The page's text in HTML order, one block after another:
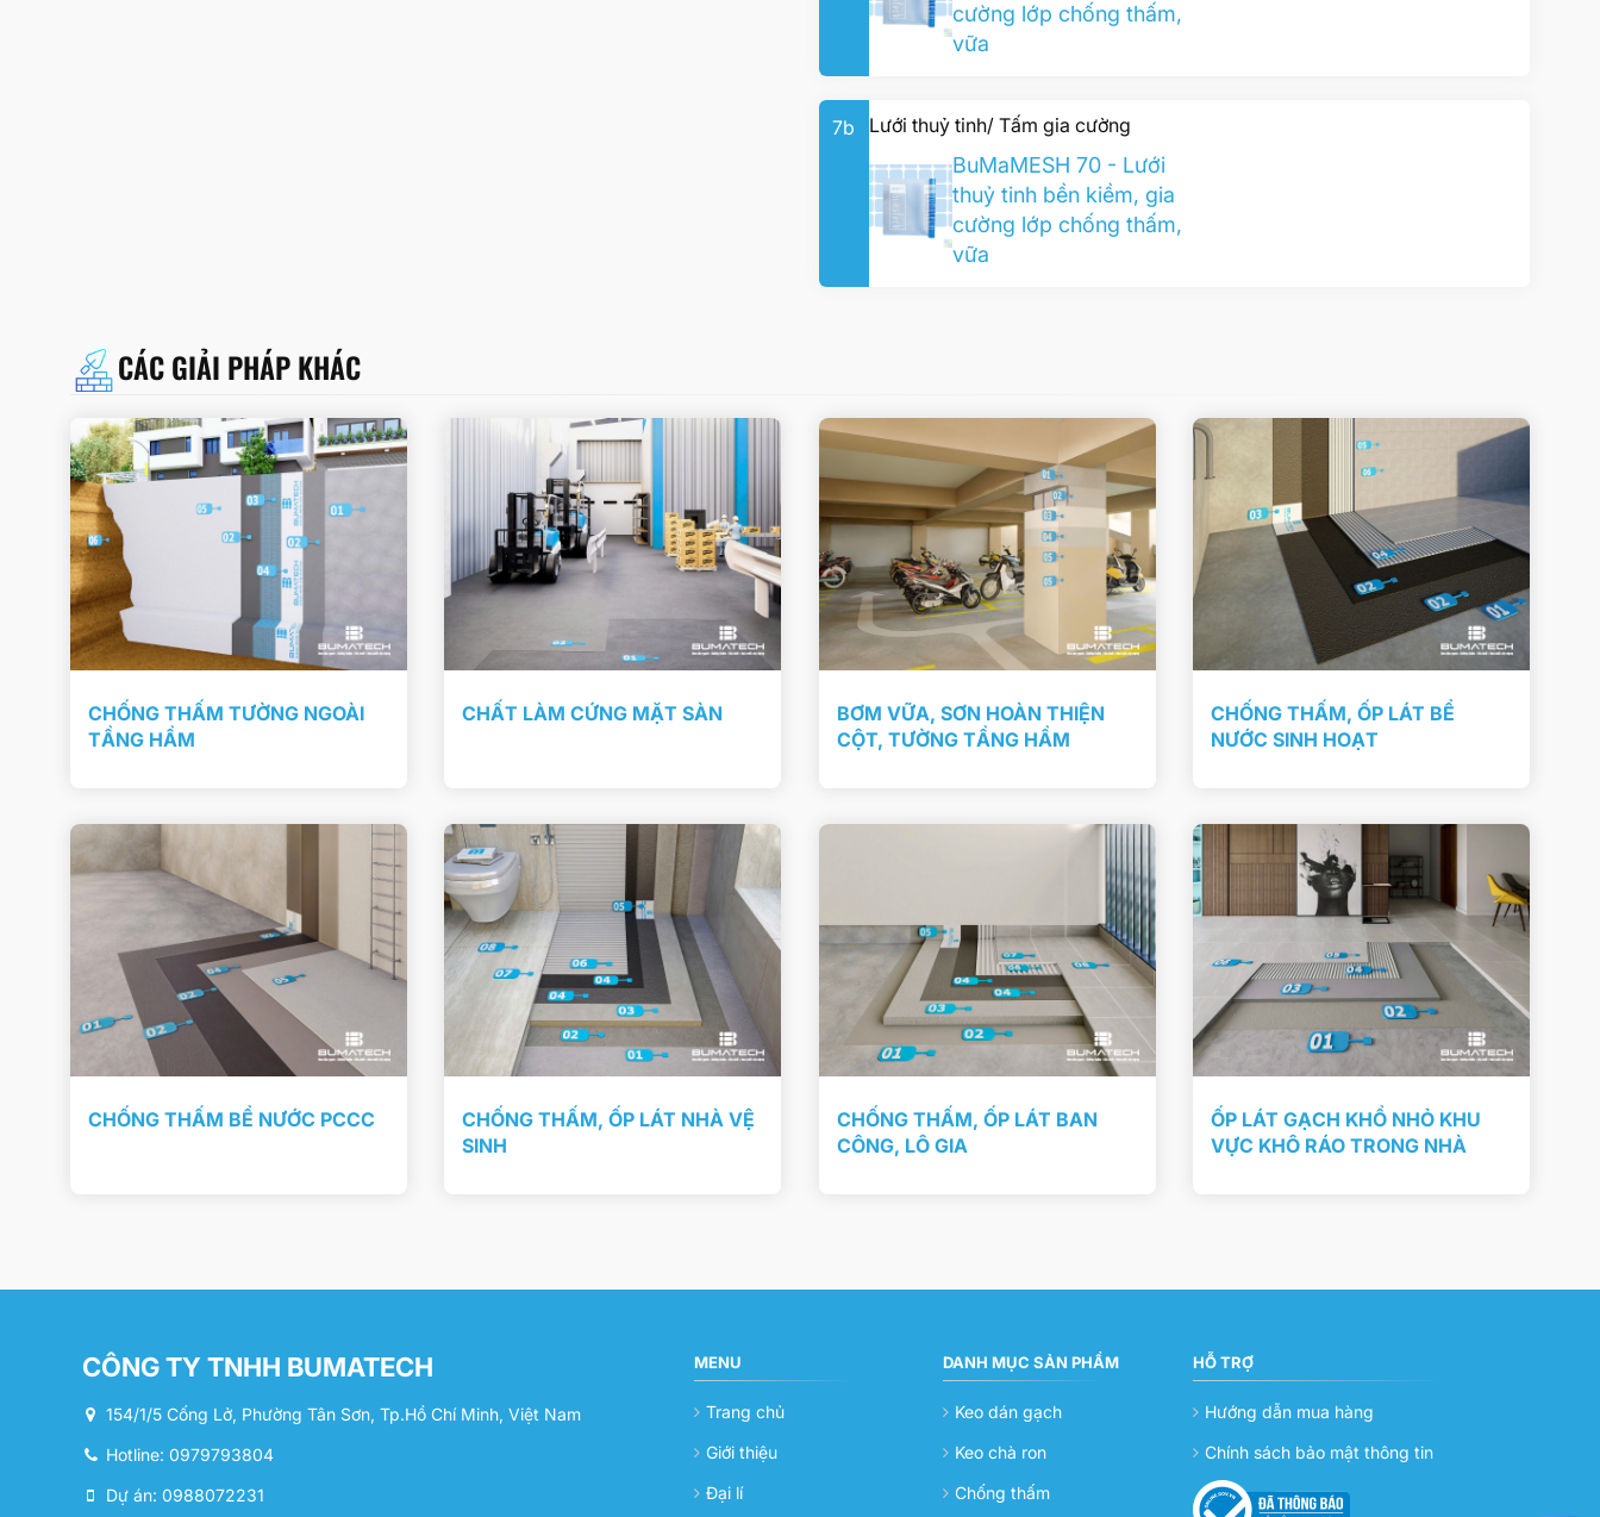
cường lớp chống thấm,
vữa
7b Lưới thuỷ tinh/ Tấm gia cường
BuMaMESH 70 - Lưới
thuỷ tinh bền kiềm, gia
cường lớp chống thấm,
vữa
CÁC GIẢI PHÁP KHÁC
CHỐNG THẤM TƯỜNG NGOÀI
TẦNG HẦM
CHẤT LÀM CỨNG MẶT SÀN
BƠM VỮA, SƠN HOÀN THIỆN
CỘT, TƯỜNG TẦNG HẦM
CHỐNG THẤM, ỐP LÁT BỂ
NƯỚC SINH HOẠT
CHỐNG THẤM BỂ NƯỚC PCCC
CHỐNG THẤM, ỐP LÁT NHÀ VỆ
SINH
CHỐNG THẤM, ỐP LÁT BAN
CÔNG, LÔ GIA
ỐP LÁT GẠCH KHỔ NHỎ KHU
VỰC KHÔ RÁO TRONG NHÀ
CÔNG TY TNHH BUMATECH
154/1/5 Cống Lở, Phường Tân Sơn, Tp.Hồ Chí Minh, Việt Nam
Hotline: 0979793804
Dự án: 0988072231
MENU
Trang chủ
Giới thiệu
Đại lí
DANH MỤC SẢN PHẨM
Keo dán gạch
Keo chà ron
Chống thấm
HỖ TRỢ
Hướng dẫn mua hàng
Chính sách bảo mật thông tin